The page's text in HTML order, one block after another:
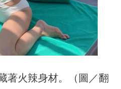
火辣身材。（圖／翻